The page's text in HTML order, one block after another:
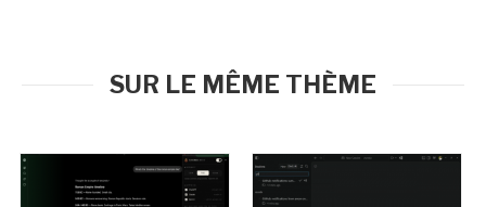
SUR LE MÊME THÈME